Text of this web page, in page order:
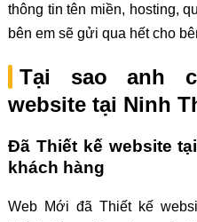
thông tin tên miền, hosting,
bên em sẽ gửi qua hết cho
Tại sao anh
website tại Ninh
Đã Thiết kế website
khách hàng
Web Mới đã Thiết kế